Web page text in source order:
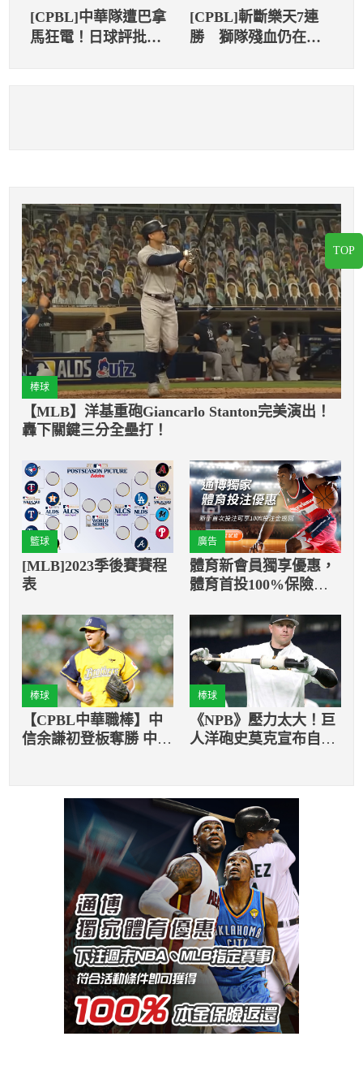
[CPBL]中華隊遭巴拿
馬狂電！日球評批：
[CPBL]斬斷樂天7連
勝 獅隊殘血仍在樂
棒球
【MLB】洋基重砲Giancarlo Stanton完美演出！
轟下關鍵三分全壘打！
籃球
[MLB]2023季後賽賽程
表
廣告
體育新會員獨享優惠，
體育首投100%保險返
棒球
【CPBL中華職棒】中
信余謙初登板奪勝 中信
棒球
《NPB》壓力太大！巨
人洋砲史莫克宣布自行
TOP